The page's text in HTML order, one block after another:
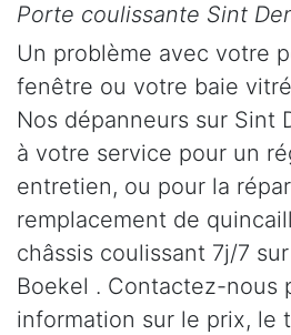
Porte coulissante Sint
Un problème avec votre
fenêtre ou votre baie
Nos dépanneurs sur Sint
à votre service pour un
entretien, ou pour la
remplacement de
châssis coulissant 7j/7
Boekel . Contactez-nous
information sur le prix, le